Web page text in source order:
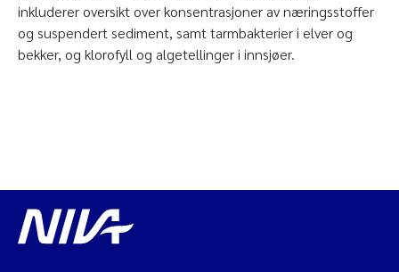
inkluderer oversikt over konsentrasjoner av næringsstoffer
og suspendert sediment, samt tarmbakterier i elver og
bekker, og klorofyll og algetellinger i innsjøer.